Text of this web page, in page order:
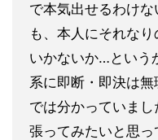
で本気出せるわけ
も、本人にそれな
いかないか…という
系に即断・即決は
では分かっていま
張ってみたいと思